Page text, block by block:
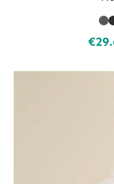
€